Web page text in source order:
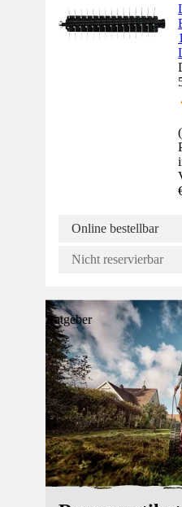
(
Online bestellbar
Nicht reservierbar
Ratgeber